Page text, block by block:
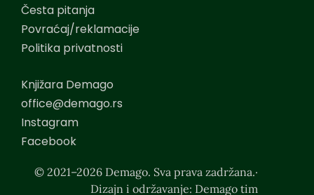
Česta pitanja
Povraćaj/reklamacije
Politika privatnosti
Knjižara Demago
office@demago.rs
Instagram
Facebook
© 2021–2026 Demago. Sva prava zadržana.·
Dizajn i održavanje: Demago tim